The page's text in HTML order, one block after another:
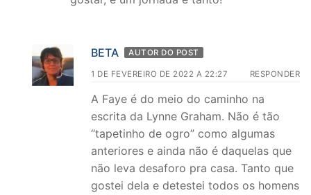
BETA AUTOR DO POST
1 DE FEVEREIRO DE 2022 A 22:27 RESPONDER
A Faye é do meio do caminho na
escrita da Lynne Graham. Não é tão
“tapetinho de ogro” como algumas
anteriores e ainda não é daquelas que
não leva desaforo pra casa. Tanto que
gostei dela e detestei todos os homens